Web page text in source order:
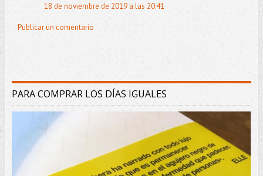
18 de noviembre de 2019 a las 20:41
Publicar un comentario
PARA COMPRAR LOS DÍAS IGUALES